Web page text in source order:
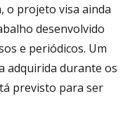
o projeto visa ainda
desenvolvido
e periódicos. Um
adquirida durante os
previsto para ser